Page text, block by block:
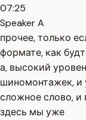
07:25
Speaker A
прочее, только
формате, как
а, высокий
шиномонтажек, и
сложное слово, и
здесь мы уже